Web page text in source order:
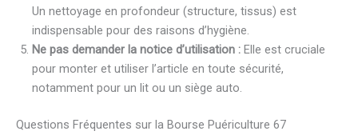
Un nettoyage en profondeur (structure, tissus) est
indispensable pour des raisons d’hygiène.
Ne pas demander la notice d’utilisation : Elle est cruciale
pour monter et utiliser l’article en toute sécurité,
notamment pour un lit ou un siège auto.
Questions Fréquentes sur la Bourse Puériculture 67